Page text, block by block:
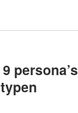
persona’s